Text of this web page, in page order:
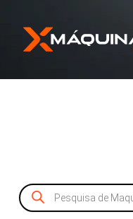
Pular
para
Pular
para
conteúdo
TIPOS DE MÁQUINAS
CADASTRO
Pesquisar
produtos